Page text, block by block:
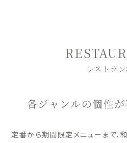
レストラ
各ジャンルの個性
定番から期間限定メニューまで、